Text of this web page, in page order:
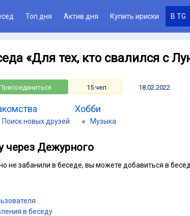
Топ дня Актив дня Купить ириски В TG
«Для тех, кто свалился с
15 чел 18.02.2022
Поиск новых друзей
Хобби
Музыка
через Дежурного
не забанили в беседе, вы можете добавиться в
в беседу